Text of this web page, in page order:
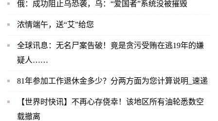
俄：成功阻止乌恐袭，乌：“爱国者”系统没被摧毁
浓情端午，送“艾”给您
全球讯息：无名尸案告破！竟是贪污受贿在逃19年的嫌
疑人……
81年参加工作退休金多少？分两方面为您计算说明_速递
【世界时快讯】不再心存侥幸！该地区所有油轮悉数空
载撤离